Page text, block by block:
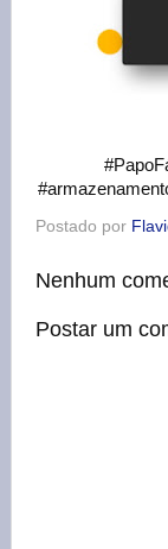
Postado por
Nenhum
Postar um